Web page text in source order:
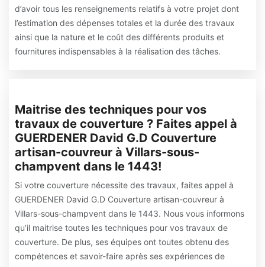
d’avoir tous les renseignements relatifs à votre projet dont
l’estimation des dépenses totales et la durée des travaux
ainsi que la nature et le coût des différents produits et
fournitures indispensables à la réalisation des tâches.
Maitrise des techniques pour vos
travaux de couverture ? Faites appel à
GUERDENER David G.D Couverture
artisan-couvreur à Villars-sous-
champvent dans le 1443!
Si votre couverture nécessite des travaux, faites appel à
GUERDENER David G.D Couverture artisan-couvreur à
Villars-sous-champvent dans le 1443. Nous vous informons
qu’il maitrise toutes les techniques pour vos travaux de
couverture. De plus, ses équipes ont toutes obtenu des
compétences et savoir-faire après ses expériences de